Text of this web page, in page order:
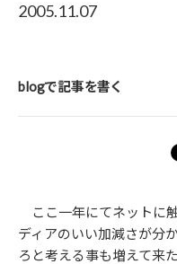
2005.11.07
blogで記事を書く
ここ一年にてネットに
ディアのいい加減さが分
ろと考える事も増えて来